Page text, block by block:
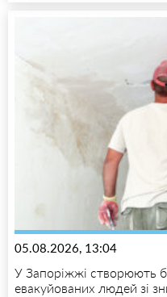
05.08.2026, 13:04
У Запоріжжі створюють
евакуйованих людей зі